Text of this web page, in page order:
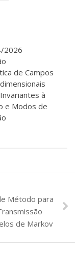
2026
de Campos
à
e Modos de
Método para
de Markov